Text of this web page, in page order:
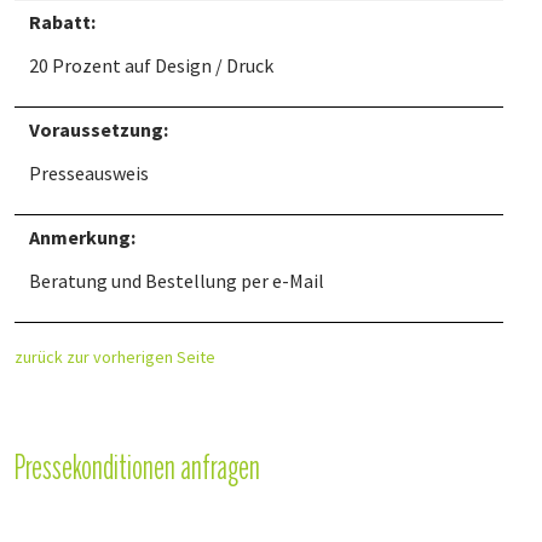
Rabatt:
20 Prozent auf Design / Druck
Voraussetzung:
Presseausweis
Anmerkung:
Beratung und Bestellung per e-Mail
zurück zur vorherigen Seite
Pressekonditionen anfragen